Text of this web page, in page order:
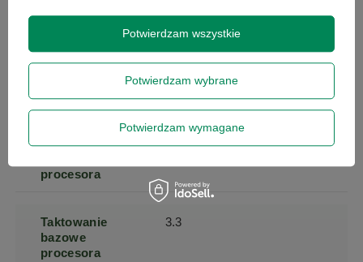
Seria procesora Intel Core i5
Taktowanie
procesora
4.4
Taktowanie
bazowe
procesora
3.3
Potwierdzam wybrane
Potwierdzam wymagane
Potwierdzam wszystkie